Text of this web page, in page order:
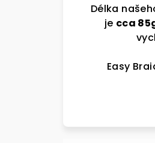
Délka
je cca
Easy